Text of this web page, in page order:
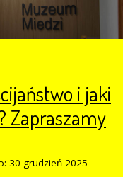
i jaki
Zapraszamy
30 grudzień 2025